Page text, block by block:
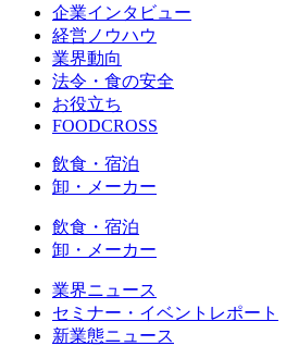
企業インタビュー
経営ノウハウ
業界動向
法令・食の安全
お役立ち
FOODCROSS
飲食・宿泊
卸・メーカー
飲食・宿泊
卸・メーカー
業界ニュース
セミナー・イベントレポート
新業態ニュース